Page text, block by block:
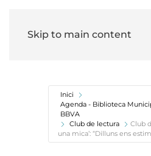
Skip to main content
Inici
Agenda - Biblioteca
BBVA
Club de lectura
Club
una mica’: “Dilluns ens